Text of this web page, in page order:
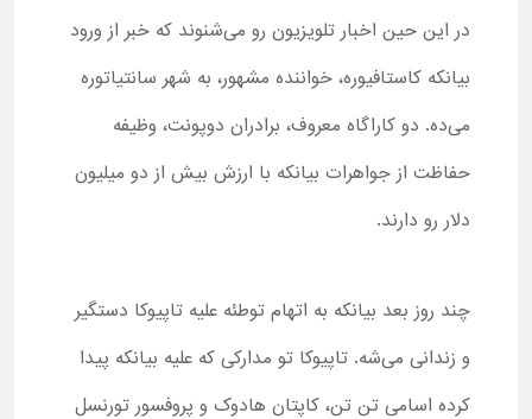
در این حین اخبار تلویزیون رو می‌شنوند که خبر از ورود
بیانکه کاستافیوره، خواننده مشهور، به شهر سانتیاتوره
می‌ده. دو کاراگاه معروف، برادران دوپونت، وظیفه
حفاظت از جواهرات بیانکه با ارزش بیش از دو میلیون
دلار رو دارند.
چند روز بعد بیانکه به اتهام توطئه علیه تاپیوکا دستگیر
و زندانی می‌شه. تاپیوکا تو مدارکی که علیه بیانکه پیدا
کرده اسامی تن تن، کاپتان هادوک و پروفسور تورنسل